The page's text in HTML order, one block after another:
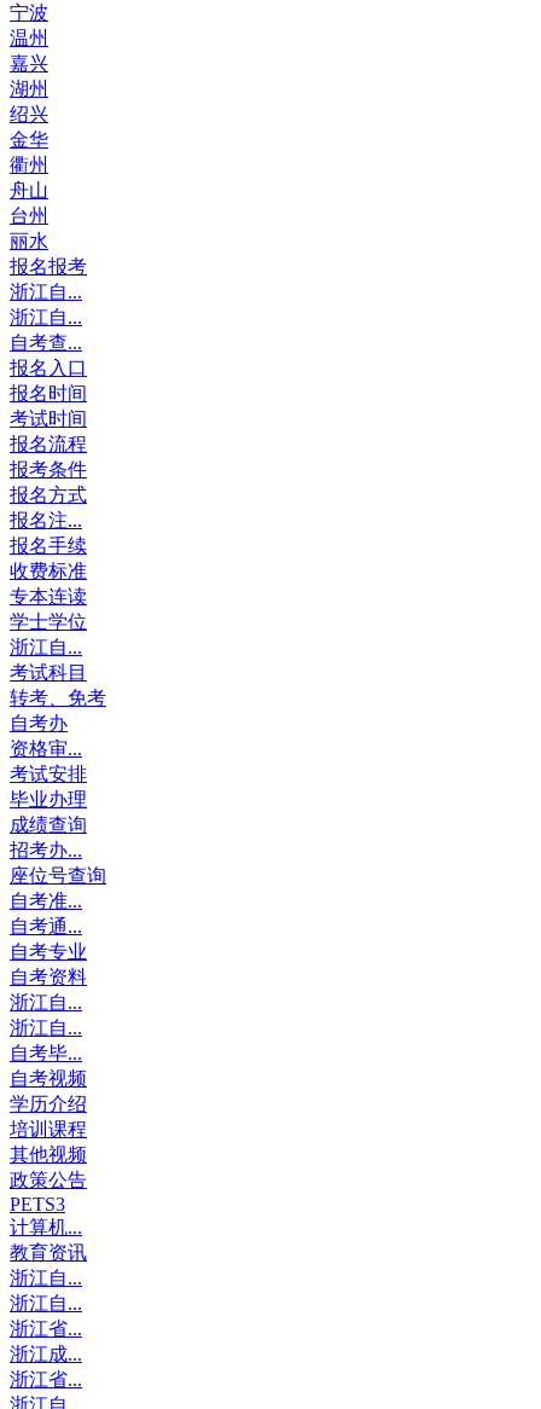
宁波
温州
嘉兴
湖州
绍兴
金华
衢州
舟山
台州
丽水
报名报考
浙江自...
浙江自...
自考查...
报名入口
报名时间
考试时间
报名流程
报考条件
报名方式
报名注...
报名手续
收费标准
专本连读
学士学位
浙江自...
考试科目
转考、免考
自考办
资格审...
考试安排
毕业办理
成绩查询
招考办...
座位号查询
自考准...
自考通...
自考专业
自考资料
浙江自...
浙江自...
自考毕...
自考视频
学历介绍
培训课程
其他视频
政策公告
PETS3
计算机...
教育资讯
浙江自...
浙江自...
浙江省...
浙江成...
浙江省...
浙江自...